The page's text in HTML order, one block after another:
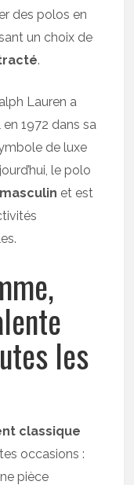
des polos en
un choix de
.
Lauren a
1972 dans sa
de luxe
le polo
et est
les
classique
occasions :
pièce